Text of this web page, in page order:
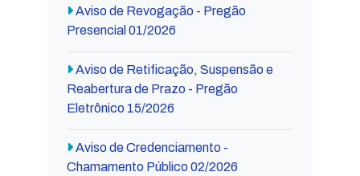
Aviso de Revogação - Pregão
Presencial 01/2026
Aviso de Retificação, Suspensão e
Reabertura de Prazo - Pregão
Eletrônico 15/2026
Aviso de Credenciamento -
Chamamento Público 02/2026